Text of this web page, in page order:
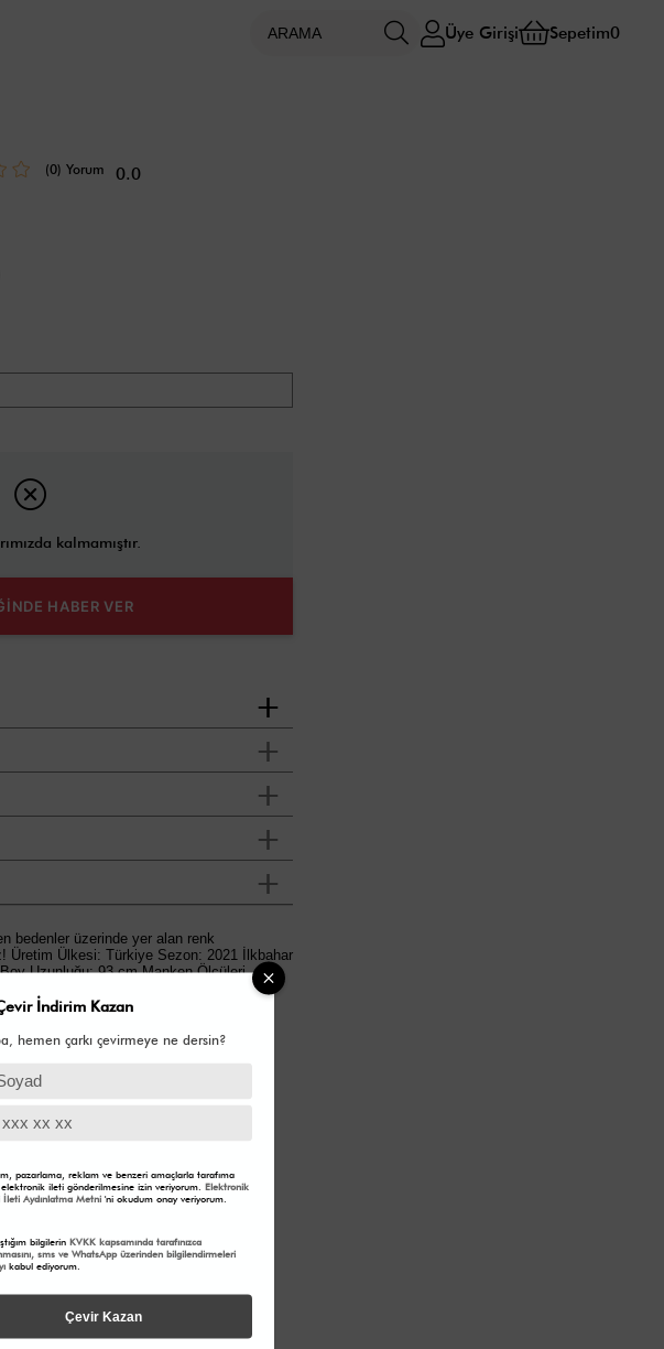
Üye Girişi Sepetim0
(0) 0.0
kalmamıştır.
HABER VER
bedenler üzerinde yer alan renk
Üretim Ülkesi: Türkiye Sezon: 2021 İlkbahar
Uzunluğu: 93 cm Manken Ölçüleri
İndirim Kazan
hemen çarkı çevirmeye ne dersin?
pazarlama, reklam ve benzeri amaçlarla tarafıma
ileti gönderilmesine izin veriyorum. Elektronik
İleti Aydınlatma Metni 'ni okudum onay veriyorum.
bilgilerin KVKK kapsamında tarafınızca
sms ve WhatsApp üzerinden bilgilendirmeleri
kabul ediyorum.
Çevir Kazan